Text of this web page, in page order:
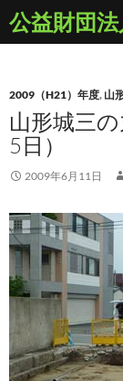
ン
ツ
へ
ス
ッ
検
索
2009（H21）年度, 山
山形城三
5日）
2009年6月11日